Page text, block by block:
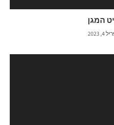
המגן
4, 2023